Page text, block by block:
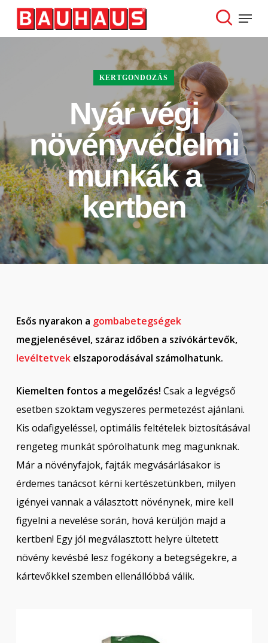
Skip
search
Menu
KERTGONDOZÁS
Nyár végi
növényvédelmi
munkák a
kertben
Esős nyarakon a gombabetegségek
megjelenésével, száraz időben a szívókártevők,
levéltetvekelszaporodásával számolhatunk.
Kiemelten fontos a megelőzés! Csak a legvégső
esetben szoktam vegyszeres permetezést ajánlani.
Kis odafigyeléssel, optimális feltételek biztosításával
rengeteg munkát spórolhatunk meg magunknak.
Már a növényfajok, fajták megvásárlásakor is
érdemes tanácsot kérni kertészetünkben, milyen
igényei vannak a választott növénynek, mire kell
figyelni a nevelése során, hová kerüljön majd a
kertben! Egy jól megválasztott helyre ültetett
növény kevésbé lesz fogékony a betegségekre, a
kártevőkkel szemben ellenállóbbá válik.
Close